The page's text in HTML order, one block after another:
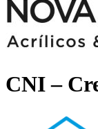
CNI –